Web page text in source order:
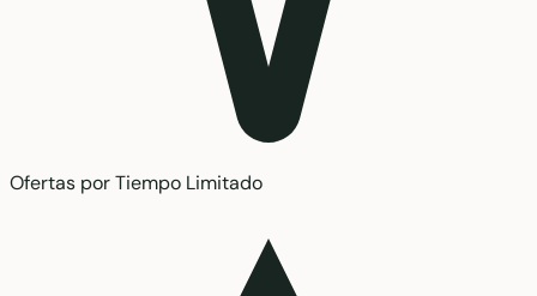
Ofertas por Tiempo Limitado